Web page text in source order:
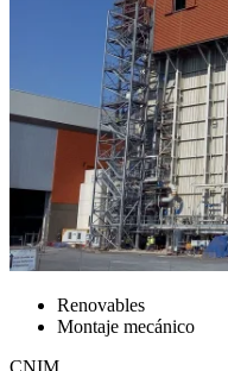
Renovables
Montaje mecánico
CNIM